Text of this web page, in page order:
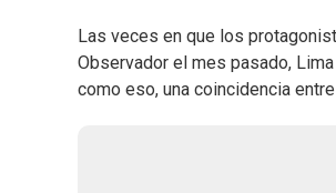
Las veces en que los
Observador el mes pasado,
como eso, una coincidencia